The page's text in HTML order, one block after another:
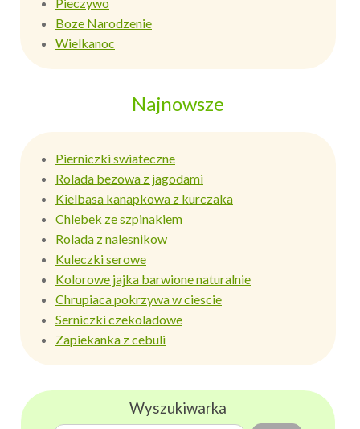
Boze Narodzenie
Wielkanoc
Najnowsze
Pierniczki swiateczne
Rolada bezowa z jagodami
Kielbasa kanapkowa z kurczaka
Chlebek ze szpinakiem
Rolada z nalesnikow
Kuleczki serowe
Kolorowe jajka barwione naturalnie
Chrupiaca pokrzywa w ciescie
Serniczki czekoladowe
Zapiekanka z cebuli
Wyszukiwarka